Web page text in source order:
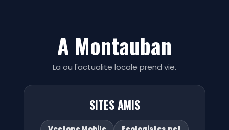
A Montauban
La ou l'actualite locale prend vie.
SITES AMIS